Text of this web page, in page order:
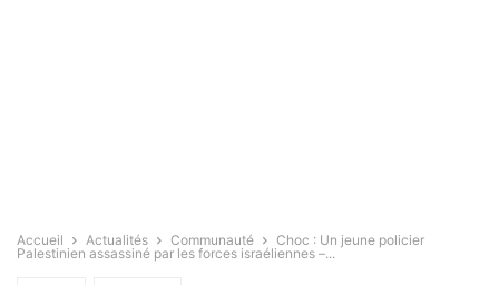
Accueil Actualités Communauté
Choc : Un jeune policier
Palestinien assassiné par les forces israéliennes –...